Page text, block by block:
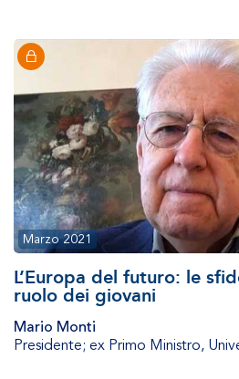
Marzo 2021
L’Europa del futuro: le
ruolo dei giovani
Mario Monti
Presidente; ex Primo Ministro,